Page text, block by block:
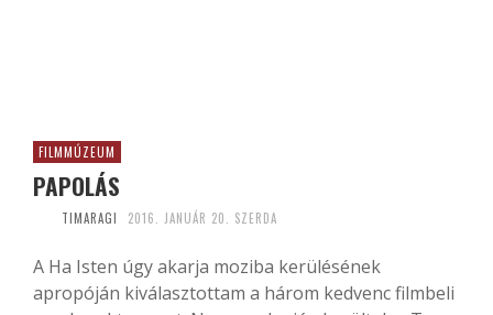
FILMMÚZEUM
PAPOLÁS
TIMARAGI 2016. JANUÁR 20. SZERDA
A Ha Isten úgy akarja moziba kerülésének
apropóján kiválasztottam a három kedvenc filmbeli